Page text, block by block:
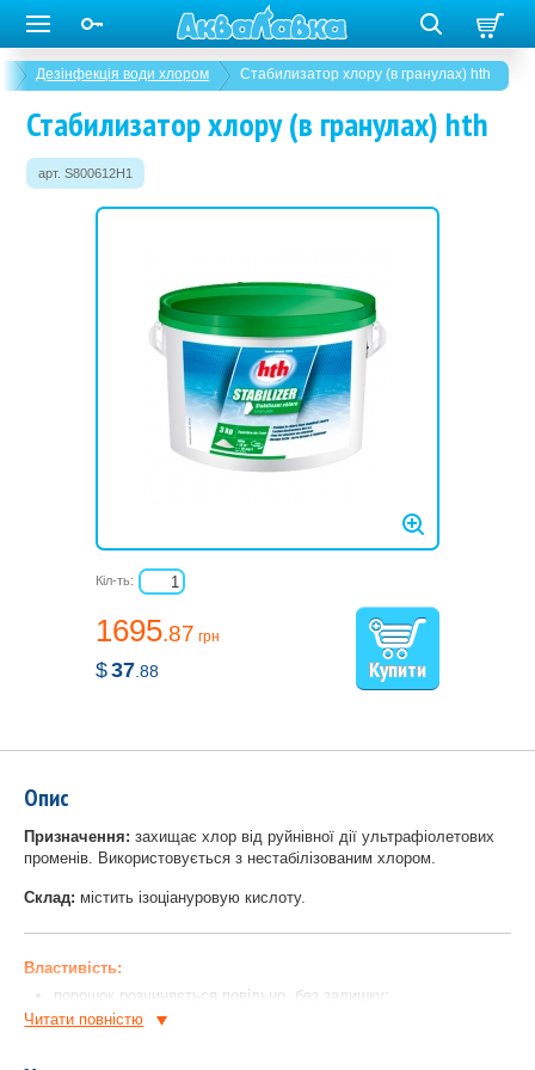
Дезінфекція води хлором Стабилизатор хлору (в гранулах) hth
Стабилизатор хлору (в гранулах) hth
арт. S800612H1
1695.87 грн
$37 .88
Кіл-ть:
Опис
Призначення: захищає хлор від руйнівної дії ультрафіолетових
променів. Використовується з нестабілізованим хлором.
Склад: містить ізоціануровую кислоту.
Властивість:
порошок розчиняється повільно, без залишку;
середній вміст активної речовини - близько до 99 %;
Читати повнiстю